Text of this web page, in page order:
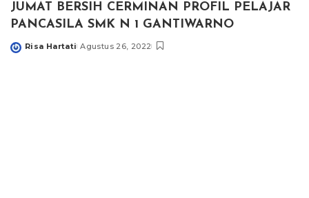
JUMAT BERSIH CERMINAN PROFIL PELAJAR
PANCASILA SMK N 1 GANTIWARNO
Posted
Risa Hartati Agustus 26, 2022